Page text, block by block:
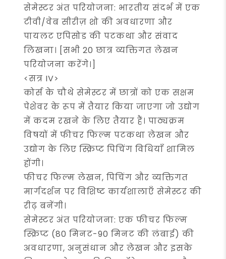
सेमेस्टर अंत परियोजना: भारतीय संदर्भ में एक
टीवी/वेब सीरीज़ शो की अवधारणा और
पायलट एपिसोड की पटकथा और संवाद
लिखना। [सभी 20 छात्र व्यक्तिगत लेखन
परियोजना करेंगे।]
<सत्र IV>
कोर्स के चौथे सेमेस्टर में छात्रों को एक सक्षम
पेशेवर के रूप में तैयार किया जाएगा जो उद्योग
में कदम रखने के लिए तैयार हैं। पाठ्यक्रम
विषयों में फीचर फिल्म पटकथा लेखन और
उद्योग के लिए स्क्रिप्ट पिचिंग विधियाँ शामिल
होंगी।
फीचर फिल्म लेखन, पिचिंग और व्यक्तिगत
मार्गदर्शन पर विशिष्ट कार्यशालाएँ सेमेस्टर की
रीढ़ बनेंगी।
सेमेस्टर अंत परियोजना: एक फीचर फिल्म
स्क्रिप्ट (80 मिनट-90 मिनट की लंबाई) की
अवधारणा, अनुसंधान और लेखन और इसके